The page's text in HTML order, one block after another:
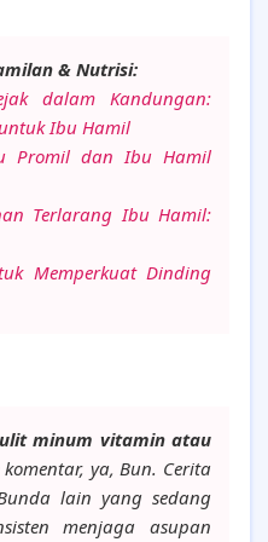
& Nutrisi:
dalam Kandungan:
Ibu Hamil
Promil dan Ibu Hamil
Terlarang Ibu Hamil:
Memperkuat Dinding
minum vitamin atau
ya, Bun. Cerita
lain yang sedang
menjaga asupan